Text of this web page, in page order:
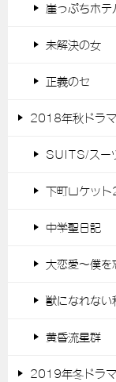
崖っぷちホテ
未解決の女
正義のセ
2018年秋ドラマ
SUITS/スー
下町ロケット
中学聖日記
大恋愛～僕を
獣になれない
黄昏流星群
2019年冬ドラマ